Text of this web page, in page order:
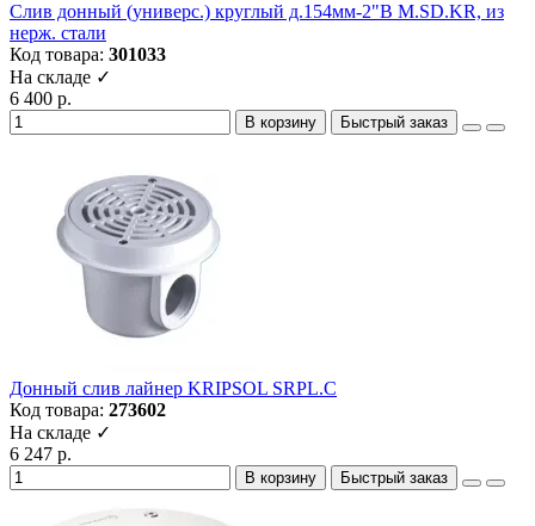
Слив донный (универс.) круглый д.154мм-2"В M.SD.KR, из
нерж. стали
Код товара: 301033
На складе ✓
6 400 р.
В корзину Быстрый заказ
Донный слив лайнер KRIPSOL SRPL.C
Код товара: 273602
На складе ✓
6 247 р.
В корзину Быстрый заказ